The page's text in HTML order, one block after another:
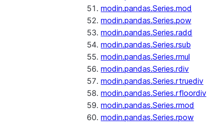
modin.pandas.Series.mod
modin.pandas.Series.pow
modin.pandas.Series.radd
modin.pandas.Series.rsub
modin.pandas.Series.rmul
modin.pandas.Series.rdiv
modin.pandas.Series.rtruediv
modin.pandas.Series.rfloordiv
modin.pandas.Series.rmod
modin.pandas.Series.rpow